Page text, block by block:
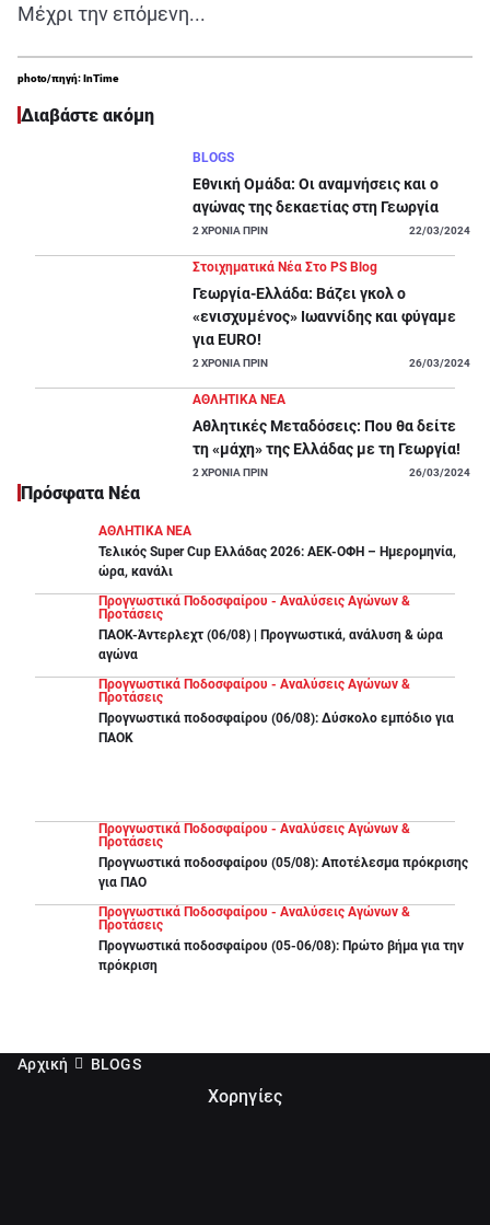
Μέχρι την επόμενη...
photo/πηγή: InTime
Διαβάστε ακόμη
BLOGS
Εθνική Ομάδα: Οι αναμνήσεις και ο
αγώνας της δεκαετίας στη Γεωργία
2 ΧΡΟΝΙΑ ΠΡΙΝ 22/03/2024
Στοιχηματικά Νέα Στο PS Blog
Γεωργία-Ελλάδα: Βάζει γκολ ο
«ενισχυμένος» Ιωαννίδης και φύγαμε
για EURO!
2 ΧΡΟΝΙΑ ΠΡΙΝ 26/03/2024
ΑΘΛΗΤΙΚΑ ΝΕΑ
Αθλητικές Μεταδόσεις: Που θα δείτε
τη «μάχη» της Ελλάδας με τη Γεωργία!
2 ΧΡΟΝΙΑ ΠΡΙΝ 26/03/2024
Πρόσφατα Νέα
ΑΘΛΗΤΙΚΑ ΝΕΑ
Τελικός Super Cup Ελλάδας 2026: ΑΕΚ-ΟΦΗ – Ημερομηνία,
ώρα, κανάλι
Προγνωστικά Ποδοσφαίρου - Αναλύσεις Αγώνων &
Προτάσεις
ΠΑΟΚ-Άντερλεχτ (06/08) | Προγνωστικά, ανάλυση & ώρα
αγώνα
Προγνωστικά Ποδοσφαίρου - Αναλύσεις Αγώνων &
Προτάσεις
Προγνωστικά ποδοσφαίρου (06/08): Δύσκολο εμπόδιο για
ΠΑΟΚ
Προγνωστικά Ποδοσφαίρου - Αναλύσεις Αγώνων &
Προτάσεις
Προγνωστικά ποδοσφαίρου (05/08): Αποτέλεσμα πρόκρισης
για ΠΑΟ
Προγνωστικά Ποδοσφαίρου - Αναλύσεις Αγώνων &
Προτάσεις
Προγνωστικά ποδοσφαίρου (05-06/08): Πρώτο βήμα για την
πρόκριση
Αρχική BLOGS
Χορηγίες